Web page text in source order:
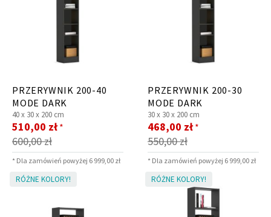
PRZERYWNIK 200-40
MODE DARK
40 x 30 x 200 cm
600,00 zł
Cena
promocyjna
510,00 zł *
* Dla zamówień powyżej 6 999,00 zł
PRZERYWNIK 200-30
MODE DARK
30 x 30 x 200 cm
550,00 zł
Cena
promocyjna
468,00 zł *
* Dla zamówień powyżej 6 999,00 zł
RÓŻNE KOLORY! RÓŻNE KOLORY!